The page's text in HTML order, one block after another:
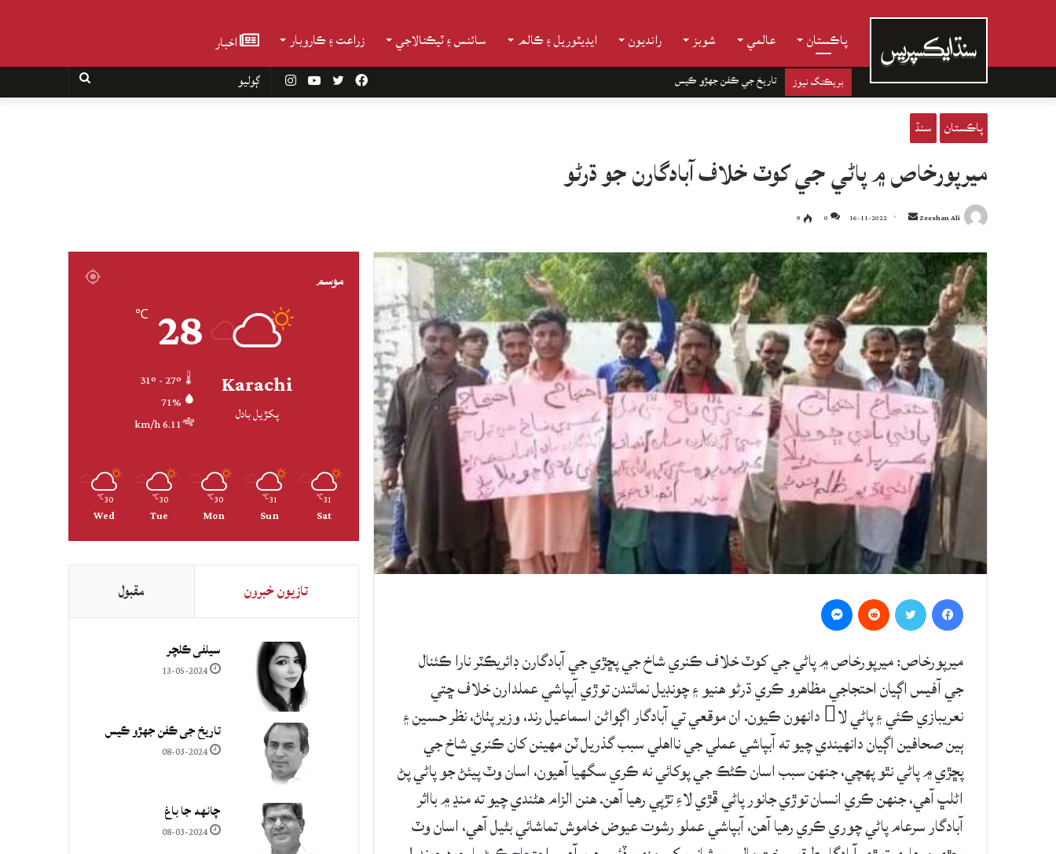
پاڪستان عالمي شوبز رانديون ايڊيٽوريل ۽ ڪالم سائنس ۽ ٽيڪنالاجي زراعت ۽ ڪاروبار اخبار
بريڪنگ نيوز تاريخ جي ڪفن جھڙو ڪيس InstagramYouTube Twitter
Facebook
پاڪستان سنڌ
ميرپورخاص ۾ پاڻي جي کوٽ خلاف آبادگارن جو ڌرڻو
Zeeshan Ali
Send
email
16-11-2022
0
9
ميرپورخاص: ميرپورخاص ۾ پاڻي جي کوٽ خلاف ڪنري شاخ جي پڇڙي جي آبادگارن ڊائريڪٽر نارا ڪئنال
جي آفيس اڳيان احتجاجي مظاهرو ڪري ڌرڻو ھنيو ۽ چونڊيل نمائندن توڙي آبپاشي عملدارن خلاف ڇتي
نعريبازي ڪئي ۽ پاڻي لا دانهون ڪيون. ان موقعي تي آبادگار اڳواڻن اسماعيل رند، وزير پٺاڻ، نظر حسين ۽
ٻين صحافين اڳيان دانهيندي چيو ته آبپاشي عملي جي نااهلي سبب گذريل ٽن مھينن کان ڪنري شاخ جي
پڇڙي ۾ پاڻي نٿو پهچي، جنهن سبب اسان ڪڻڪ جي پوکائي نه ڪري سگھيا آھيون، اسان وٽ پيئڻ جو پاڻي پڻ
اڻلڀ آهي، جنهن ڪري انسان توڙي جانور پاڻي ڦڙي لاءِ تڙپي رهيا آهن. ھنن الزام هڻندي چيو ته منڍ ۾ بااثر
آبادگار سرعام پاڻي چوري ڪري رھيا آھن، آبپاشي عملو رشوت عيوض خاموش تماشائي بڻيل آهي، اسان وٽ
موسم
Karachi
پکڙيل بادل
28
℃
71%
6.11 km/h
31
℃
Sat
31
℃
Sun
30
℃
Mon
30
℃
Tue
30
℃
Wed
تازيون خبرون مقبول
سيلفي ڪلچر
13-05-2024
تاريخ جي ڪفن جھڙو ڪيس
08-03-2024
چانهه جا باغ
08-03-2024